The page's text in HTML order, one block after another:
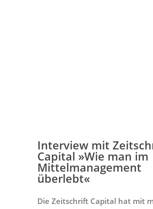
Interview mit
Capital »Wie man im
Mittelmanagement
überlebt«
Die Zeitschrift Capital hat mit